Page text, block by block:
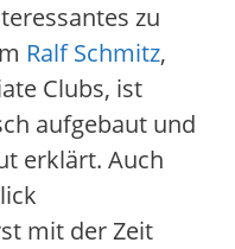
zu
Ralf Schmitz,
Clubs, ist
aufgebaut und
erklärt. Auch
mit der Zeit